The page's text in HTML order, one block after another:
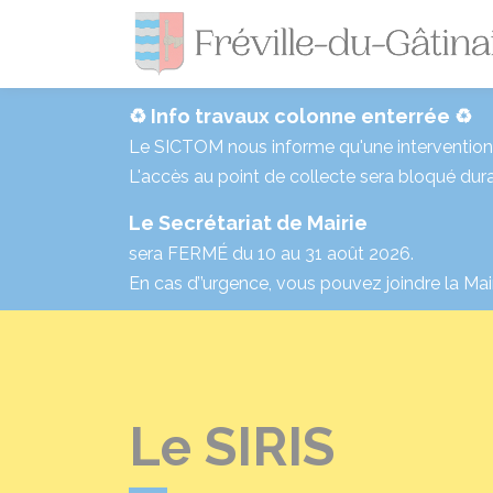
♻️ Info travaux colonne enterrée ♻️
Le SICTOM nous informe qu'une
L'accès au point de collecte sera bloqué
Le Secrétariat de Mairie
sera FERMÉ du 10 au 31 août 2026.
En cas d’’urgence, vous pouvez joindre la
Le SIRIS